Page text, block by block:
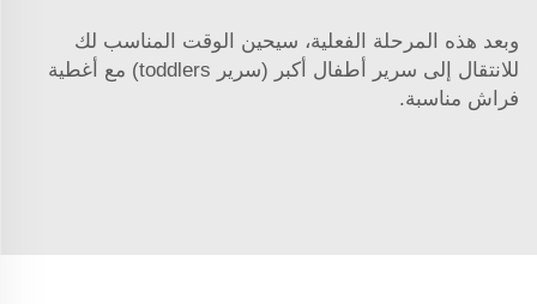
وبعد هذه المرحلة الفعلية، سيحين الوقت المناسب لك
للانتقال إلى سرير أطفال أكبر (سرير toddlers) مع أغطية
فراش مناسبة.